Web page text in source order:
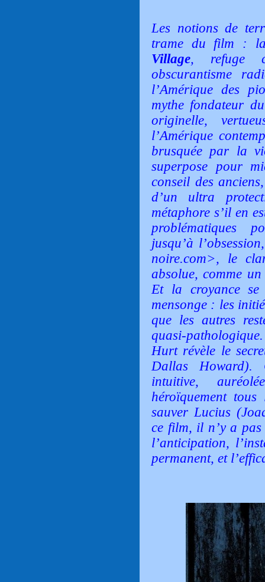
Les notions de
trame du film :
Village, refuge
obscurantisme
l’Amérique des
mythe fondateur
originelle,
l’Amérique
brusquée par la
superpose pour
conseil des
d’un ultra
métaphore s’il en
problématiques
jusqu’à
noire.com>, le
absolue, comme
Et la croyance
mensonge : les
que les autres
quasi-
Hurt révèle le
Dallas Howard).
intuitive,
héroïquement
sauver Lucius
ce film, il n’y a pas
l’anticipation,
permanent, et